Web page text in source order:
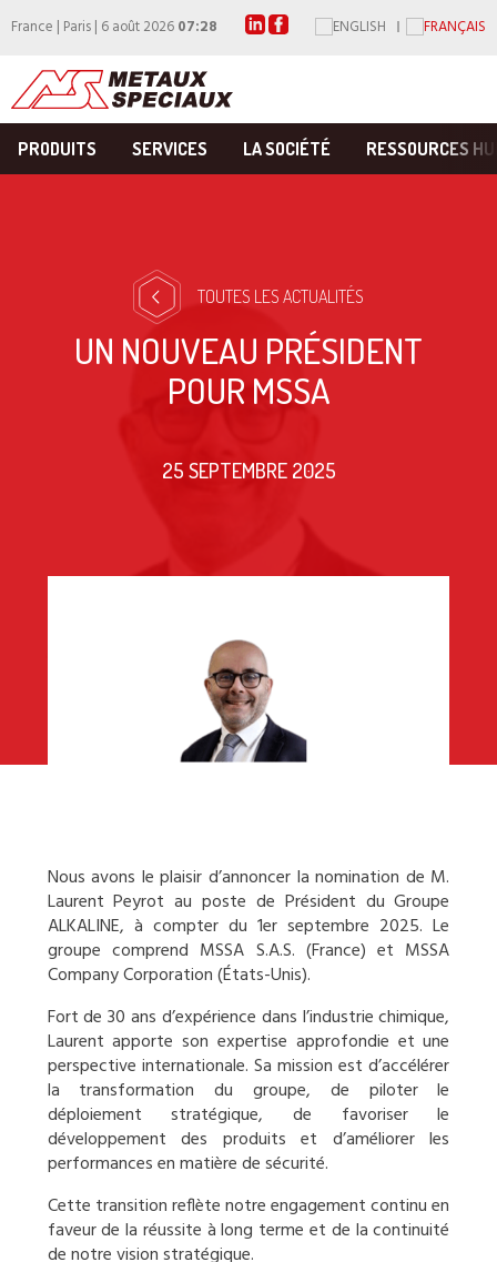
France | Paris | 6 août 202607:28
PRODUITS SERVICES LA SOCIÉTÉ RESSOURCES
TOUTES LES ACTUALITÉS
UN NOUVEAU PRÉSIDENT
POUR MSSA
25 SEPTEMBRE 2025
Nous avons le plaisir d’annoncer la nomination de M.
Laurent Peyrot au poste de Président du Groupe
ALKALINE, à compter du 1er septembre 2025. Le
groupe comprend MSSA S.A.S. (France) et MSSA
Company Corporation (États-Unis).
Fort de 30 ans d’expérience dans l’industrie chimique,
Laurent apporte son expertise approfondie et une
perspective internationale. Sa mission est d’accélérer
la transformation du groupe, de piloter le
déploiement stratégique, de favoriser le
développement des produits et d’améliorer les
performances en matière de sécurité.
Cette transition reflète notre engagement continu en
faveur de la réussite à long terme et de la continuité
de notre vision stratégique.